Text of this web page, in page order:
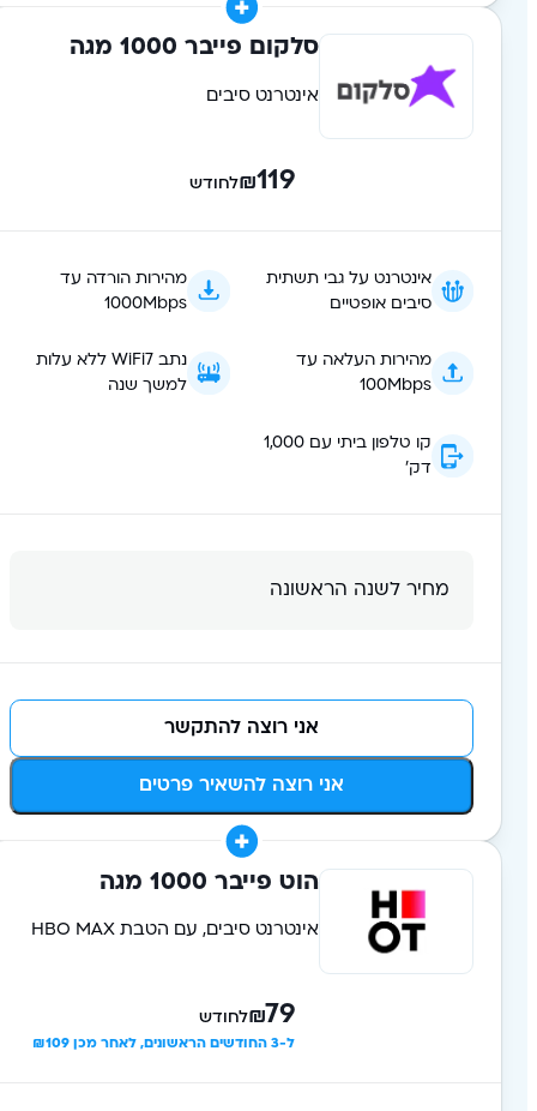
סלקום פייבר 1000 מגה
אינטרנט סיבים
₪לחודש
אינטרנט על גבי תשתית
סיבים אופטיים
מהירות הורדה עד
1000Mbps
מהירות העלאה עד
100Mbps
נתב WiFi7 ללא עלות
למשך שנה
קו טלפון ביתי עם 1,000
דק'
מחיר לשנה הראשונה
אני רוצה להשאיר פרטים
אני רוצה להתקשר
הוט פייבר 1000 מגה
אינטרנט סיבים, עם הטבת HBO MAX
₪לחודש